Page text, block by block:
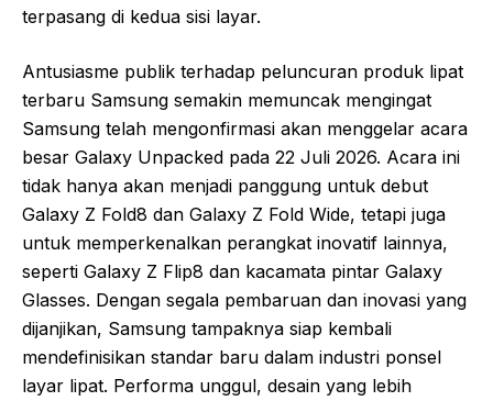
terpasang di kedua sisi layar.
Antusiasme publik terhadap peluncuran produk lipat
terbaru Samsung semakin memuncak mengingat
Samsung telah mengonfirmasi akan menggelar acara
besar Galaxy Unpacked pada 22 Juli 2026. Acara ini
tidak hanya akan menjadi panggung untuk debut
Galaxy Z Fold8 dan Galaxy Z Fold Wide, tetapi juga
untuk memperkenalkan perangkat inovatif lainnya,
seperti Galaxy Z Flip8 dan kacamata pintar Galaxy
Glasses. Dengan segala pembaruan dan inovasi yang
dijanjikan, Samsung tampaknya siap kembali
mendefinisikan standar baru dalam industri ponsel
layar lipat. Performa unggul, desain yang lebih